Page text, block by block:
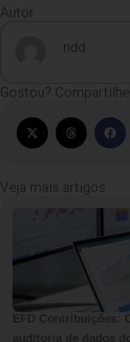
Autor
ndd
Gostou? Compartilhe
Veja mais artigos